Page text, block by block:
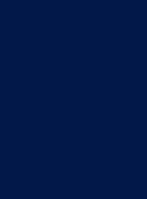
Schutz
klares
die
das
klares
die
das
klares
die